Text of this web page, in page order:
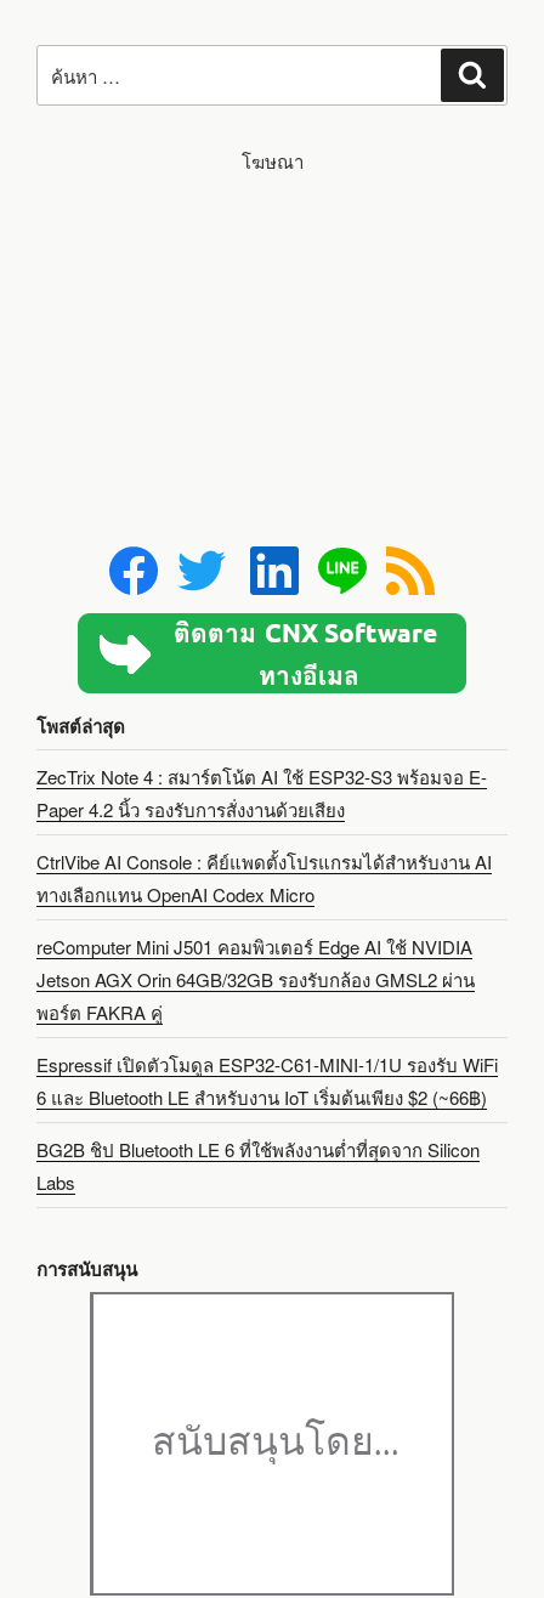
สัมผัส
ปุ่ม
ปรับ
แต่ง
ค้นหา:
โฆษณา
โพสต์ล่าสุด
ZecTrix Note 4 : สมาร์ตโน้ต AI ใช้ ESP32-S3 พร้อมจอ E-
Paper 4.2 นิ้ว รองรับการสั่งงานด้วยเสียง
CtrlVibe AI Console : คีย์แพดตั้งโปรแกรมได้สำหรับงาน AI
ทางเลือกแทน OpenAI Codex Micro
reComputer Mini J501 คอมพิวเตอร์ Edge AI ใช้ NVIDIA
Jetson AGX Orin 64GB/32GB รองรับกล้อง GMSL2 ผ่าน
พอร์ต FAKRA คู่
Espressif เปิดตัวโมดูล ESP32-C61-MINI-1/1U รองรับ WiFi
6 และ Bluetooth LE สำหรับงาน IoT เริ่มต้นเพียง $2 (~66฿)
BG2B ชิป Bluetooth LE 6 ที่ใช้พลังงานต่ำที่สุดจาก Silicon
Labs
การสนับสนุน